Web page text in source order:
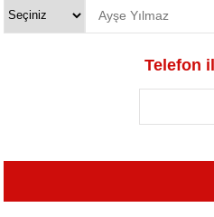
Telefon